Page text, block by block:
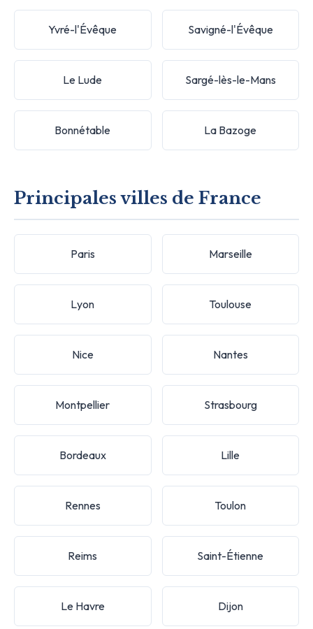
Yvré-l'Évêque Savigné-l'Évêque
Le Lude Sargé-lès-le-Mans
Bonnétable La Bazoge
Principales villes de France
Paris Marseille
Lyon Toulouse
Nice Nantes
Montpellier Strasbourg
Bordeaux Lille
Rennes Toulon
Reims Saint-Étienne
Le Havre Dijon